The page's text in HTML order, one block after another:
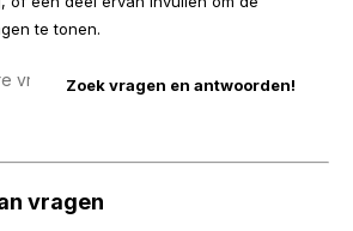
te tonen.
vragen